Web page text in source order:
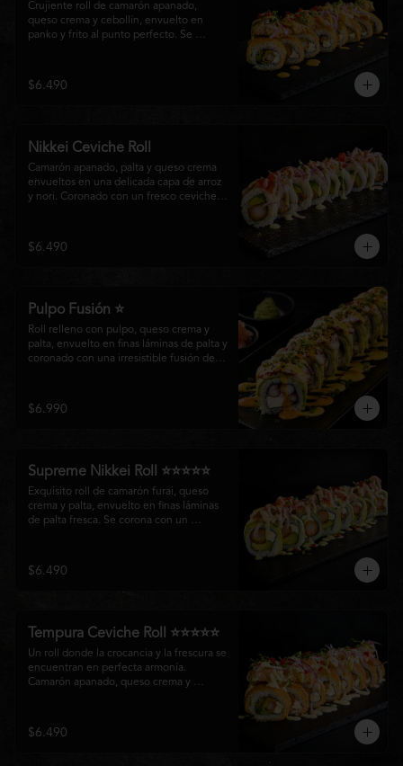
Crujiente roll de camarón apanado,
queso crema y cebollín, envuelto en
panko y frito al punto perfecto. Se
y una sedosa salsa huancaína, finalizada
con toques de pimentón rojo fresco que
$6.490
Nikkei Ceviche Roll
Camarón apanado, palta y queso crema
envueltos en una delicada capa de arroz
y nori. Coronado con un fresco ceviche
creando un equilibrio perfecto entre
frescura, cremosidad y crocancia en cada
$6.490
Pulpo Fusión ⭐
Roll relleno con pulpo, queso crema y
palta, envuelto en finas láminas de palta y
coronado con una irresistible fusión de
láminas de pulpo, ofreciendo una
combinación perfecta entre frescura,
$6.990
Supreme Nikkei Roll ⭐⭐⭐⭐⭐
Exquisito roll de camarón furai, queso
crema y palta, envuelto en finas láminas
de palta fresca. Se corona con un
fusión de texturas, frescura y sabores que
resaltan la esencia del Pacífico.
$6.490
Tempura Ceviche Roll ⭐⭐⭐⭐⭐
Un roll donde la crocancia y la frescura se
encuentran en perfecta armonía.
Camarón apanado, queso crema y
corona con salmón y pescado blanco en
tempura, cebolla morada, una sedosa
$6.490